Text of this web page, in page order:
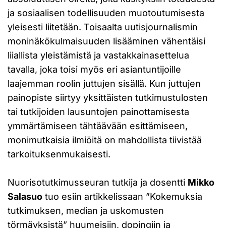
ja sosiaalisen todellisuuden muotoutumisesta
yleisesti liitetään. Toisaalta uutisjournalismin
moninäkökulmaisuuden lisääminen vähentäisi
liiallista yleistämistä ja vastakkainasettelua
tavalla, joka toisi myös eri asiantuntijoille
laajemman roolin juttujen sisällä. Kun juttujen
painopiste siirtyy yksittäisten tutkimustulosten
tai tutkijoiden lausuntojen painottamisesta
ymmärtämiseen tähtäävään esittämiseen,
monimutkaisia ilmiöitä on mahdollista tiivistää
tarkoituksenmukaisesti.
Nuorisotutkimusseuran tutkija ja dosentti Mikko
Salasuo tuo esiin artikkelissaan ”Kokemuksia
tutkimuksen, median ja uskomusten
törmäyksistä” huumeisiin, dopingiin ja